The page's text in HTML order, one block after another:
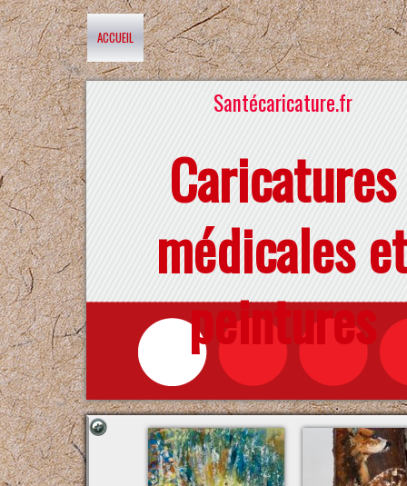
ACCUEIL
Santécaricature.fr
Caricatures
médicales
peintures